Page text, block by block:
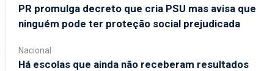
PR promulga decreto que cria PSU mas avisa que
ninguém pode ter proteção social prejudicada
Nacional
Há escolas que ainda não receberam resultados